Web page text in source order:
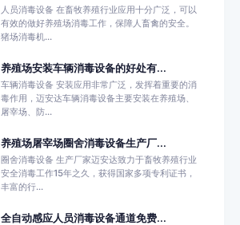
人员消毒设备 在畜牧养殖行业应用十分广泛，可以
有效的做好养殖场消毒工作，保障人畜禽的安全。
猪场消毒机...
养殖场安装车辆消毒设备的好处有...
车辆消毒设备 安装应用非常广泛，发挥着重要的消
毒作用，迈安达车辆消毒设备主要安装在养殖场、
屠宰场、防...
养殖场屠宰场圈舍消毒设备生产厂...
圈舍消毒设备 生产厂家迈安达致力于畜牧养殖行业
安全消毒工作15年之久，获得国家多项专利证书，
丰富的行...
全自动感应人员消毒设备通道免费...